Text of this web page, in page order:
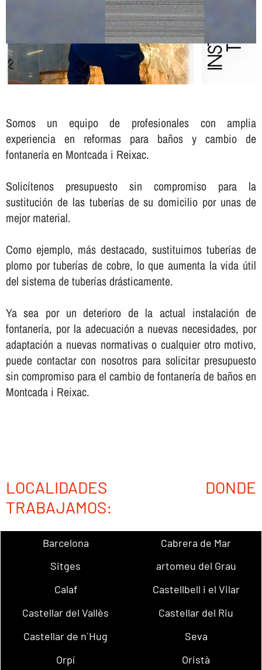
Somos un equipo de profesionales con amplia
experiencia en reformas para baños y cambio de
fontanerí­a en Montcada i Reixac.
Solicí­tenos presupuesto sin compromiso para la
sustitución de las tuberí­as de su domicilio por unas de
mejor material.
Como ejemplo, más destacado, sustituimos tuberí­as de
plomo por tuberí­as de cobre, lo que aumenta la vida útil
del sistema de tuberí­as drásticamente.
Ya sea por un deterioro de la actual instalación de
fontanerí­a, por la adecuación a nuevas necesidades, por
adaptación a nuevas normativas o cualquier otro motivo,
puede contactar con nosotros para solicitar presupuesto
sin compromiso para el cambio de fontanerí­a de baños en
Montcada i Reixac.
LOCALIDADES DONDE
TRABAJAMOS:
Barcelona
Cabrera de Mar
Sitges
artomeu del Grau
Calaf
Castellbell i el Vilar
Castellar del Vallès
Castellar del Riu
Castellar de n´Hug
Seva
Orpí
Oristà